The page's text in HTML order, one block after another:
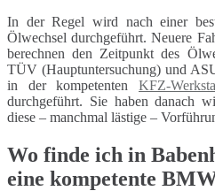
In der Regel wird nach einer
Ölwechsel durchgeführt. Neuere
berechnen den Zeitpunkt des
TÜV (Hauptuntersuchung) und
in der kompetenten KFZ-
durchgeführt. Sie haben danach
diese – manchmal lästige –
Wo finde ich in
eine kompetente